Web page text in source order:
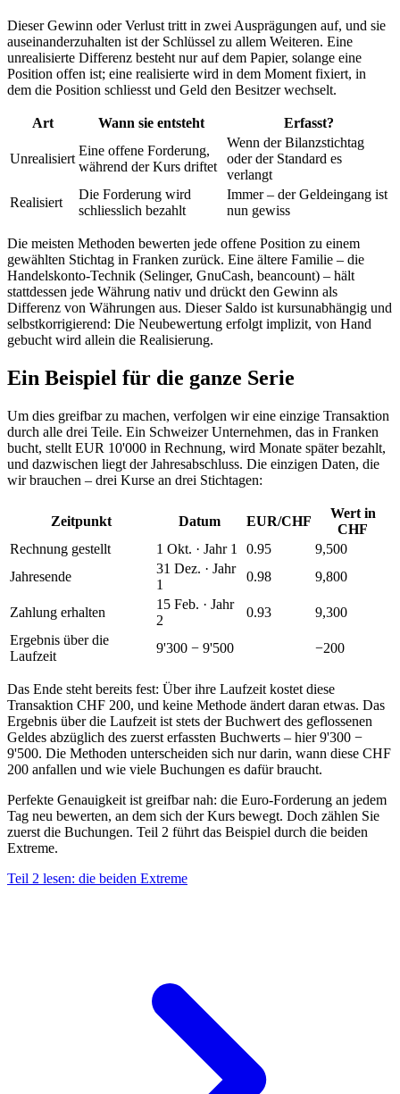
Dieser Gewinn oder Verlust tritt in zwei Ausprägungen auf, und sie
auseinanderzuhalten ist der Schlüssel zu allem Weiteren. Eine
unrealisierte Differenz besteht nur auf dem Papier, solange eine
Position offen ist; eine realisierte wird in dem Moment fixiert, in
dem die Position schliesst und Geld den Besitzer wechselt.
Art Wann sie entsteht Erfasst?
Unrealisiert
Eine offene Forderung,
während der Kurs driftet
Wenn der Bilanzstichtag
oder der Standard es
verlangt
Realisiert
Die Forderung wird
schliesslich bezahlt
Immer – der Geldeingang ist
nun gewiss
Die meisten Methoden bewerten jede offene Position zu einem
gewählten Stichtag in Franken zurück. Eine ältere Familie – die
Handelskonto-Technik (Selinger, GnuCash, beancount) – hält
stattdessen jede Währung nativ und drückt den Gewinn als
Differenz von Währungen aus. Dieser Saldo ist kursunabhängig und
selbstkorrigierend: Die Neubewertung erfolgt implizit, von Hand
gebucht wird allein die Realisierung.
Ein Beispiel für die ganze Serie
Um dies greifbar zu machen, verfolgen wir eine einzige Transaktion
durch alle drei Teile. Ein Schweizer Unternehmen, das in Franken
bucht, stellt EUR 10'000 in Rechnung, wird Monate später bezahlt,
und dazwischen liegt der Jahresabschluss. Die einzigen Daten, die
wir brauchen – drei Kurse an drei Stichtagen:
Zeitpunkt Datum EUR/CHF
Wert in
CHF
Rechnung gestellt
1 Okt. · Jahr 1 0.95
9,500
Jahresende
31 Dez. · Jahr
1
0.98 9,800
Zahlung erhalten
15 Feb. · Jahr
2
0.93
9,300
Ergebnis über die
Laufzeit
9'300 − 9'500 −200
Das Ende steht bereits fest: Über ihre Laufzeit kostet diese
Transaktion CHF 200, und keine Methode ändert daran etwas. Das
Ergebnis über die Laufzeit ist stets der Buchwert des geflossenen
Geldes abzüglich des zuerst erfassten Buchwerts – hier 9'300 −
9'500. Die Methoden unterscheiden sich nur darin, wann diese CHF
200 anfallen und wie viele Buchungen es dafür braucht.
Perfekte Genauigkeit ist greifbar nah: die Euro-Forderung an jedem
Tag neu bewerten, an dem sich der Kurs bewegt. Doch zählen Sie
zuerst die Buchungen. Teil 2 führt das Beispiel durch die beiden
Extreme.
Teil 2 lesen: die beiden Extreme